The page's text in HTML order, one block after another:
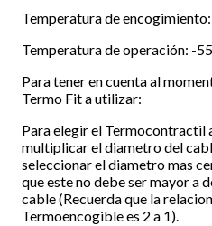
Temperatura de encogimiento:
Temperatura de operación: -
Para tener en cuenta al
Termo Fit a utilizar:
Para elegir el Termocontractil
multiplicar el diametro del
seleccionar el diametro mas
que este no debe ser mayor a
cable (Recuerda que la
Termoencogible es 2 a 1).